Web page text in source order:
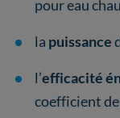
pour eau
la puissance
l’efficacité
coefficient